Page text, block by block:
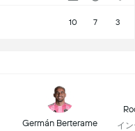
10 7 3
Germán Berterame イ